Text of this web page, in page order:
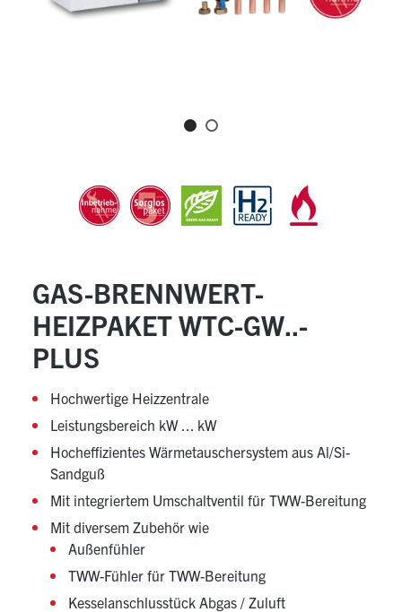
GAS-BRENNWERT-
HEIZPAKET WTC-GW..-
PLUS
Hochwertige Heizzentrale
Leistungsbereich kW ... kW
Hocheffizientes Wärmetauschersystem aus Al/Si-
Sandguß
Mit integriertem Umschaltventil für TWW-Bereitung
Mit diversem Zubehör wie
Außenfühler
TWW-Fühler für TWW-Bereitung
Kesselanschlusstück Abgas / Zuluft